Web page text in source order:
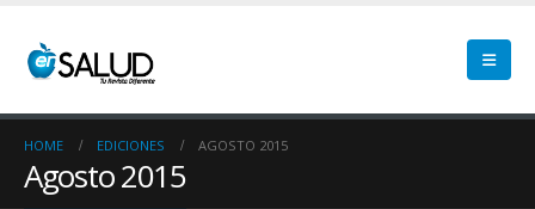
HOME EDICIONES AGOSTO 2015
Agosto 2015